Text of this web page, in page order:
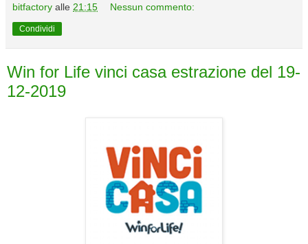
bitfactory alle 21:15 Nessun commento:
Condividi
Win for Life vinci casa estrazione del 19-
12-2019